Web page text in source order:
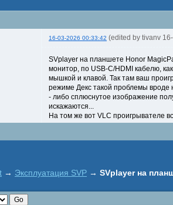
16-03-2026 00:33:42 (edited by tivanv
SVplayer на планшете Honor
монитор, по USB-C/HDMI кабелю,
мышкой и клавой. Так там ваш
режиме Декс такой проблемы вроде
- либо сплюснутое изображение
искажаются...
На том же вот VLC проигрывателе
→ Эксплуатация SVP → SVplayer на